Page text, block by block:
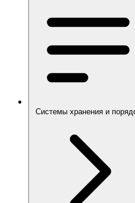
Системы хранения и